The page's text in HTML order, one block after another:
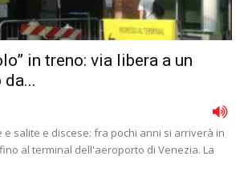
in treno: via libera a un
e salite e discese: fra pochi anni si arriverà in
al terminal dell'aeroporto di Venezia. La